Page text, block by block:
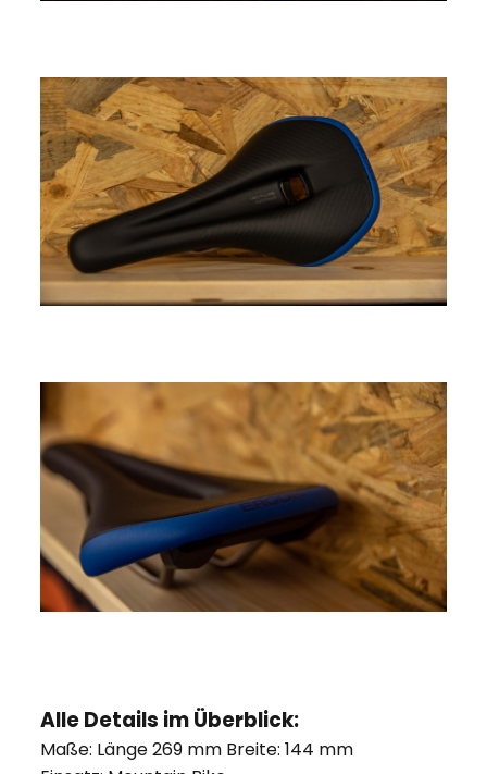
Alle Details im Überblick:
Maße: Länge 269 mm Breite: 144 mm